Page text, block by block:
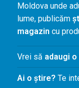
Moldova unde
lume, publicăm
magazin cu
Vrei să adaugi
Ai o știre? Te